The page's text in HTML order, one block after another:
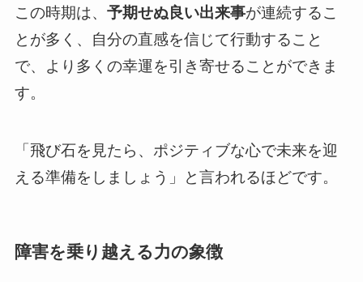
この時期は、 予期せぬ良い出来事が連続するこ
とが多く、自分の直感を信じて行動すること
で、より多くの幸運を引き寄せることができま
す。
「飛び石を見たら、ポジティブな心で未来を迎
える準備をしましょう」と言われるほどです。
障害を乗り越える力の象徴